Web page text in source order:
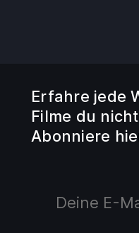
Erfahre jede
Filme du
Abonniere